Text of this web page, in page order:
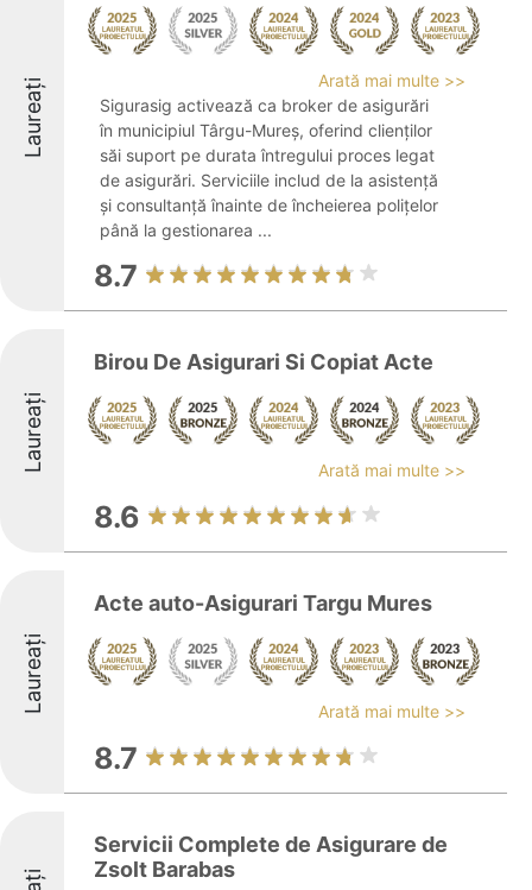
Laureați
Arată mai multe >>
Sigurasig activează ca broker de asigurări
în municipiul Târgu-Mureș, oferind clienților
săi suport pe durata întregului proces legat
de asigurări. Serviciile includ de la asistență
și consultanță înainte de încheierea polițelor
până la gestionarea ...
8.7
Laureați
Birou De Asigurari Si Copiat Acte
Arată mai multe >>
8.6
Laureați
Acte auto-Asigurari Targu Mures
Arată mai multe >>
8.7
Servicii Complete de Asigurare de
Zsolt Barabas